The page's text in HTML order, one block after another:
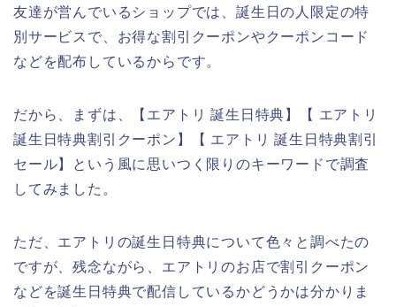
友達が営んでいるショップでは、誕生日の人限定の特
別サービスで、お得な割引クーポンやクーポンコード
などを配布しているからです。
だから、まずは、【エアトリ 誕生日特典】【 エアトリ
誕生日特典割引クーポン】【 エアトリ 誕生日特典割引
セール】という風に思いつく限りのキーワードで調査
してみました。
ただ、エアトリの誕生日特典について色々と調べたの
ですが、残念ながら、エアトリのお店で割引クーポン
などを誕生日特典で配信しているかどうかは分かりま